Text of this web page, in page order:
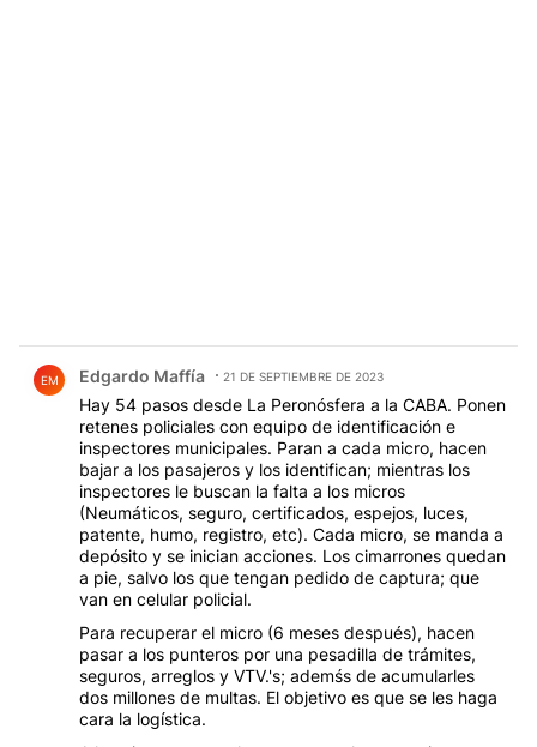
EM Edgardo Maffía 21 DE SEPTIEMBRE DE 2023
Hay 54 pasos desde La Peronósfera a la CABA. Ponen
retenes policiales con equipo de identificación e
inspectores municipales. Paran a cada micro, hacen
bajar a los pasajeros y los identifican; mientras los
inspectores le buscan la falta a los micros
(Neumáticos, seguro, certificados, espejos, luces,
patente, humo, registro, etc). Cada micro, se manda a
depósito y se inician acciones. Los cimarrones quedan
a pie, salvo los que tengan pedido de captura; que
van en celular policial.
Para recuperar el micro (6 meses después), hacen
pasar a los punteros por una pesadilla de trámites,
seguros, arreglos y VTV.'s; ademśs de acumularles
dos millones de multas. El objetivo es que se les haga
cara la logística.